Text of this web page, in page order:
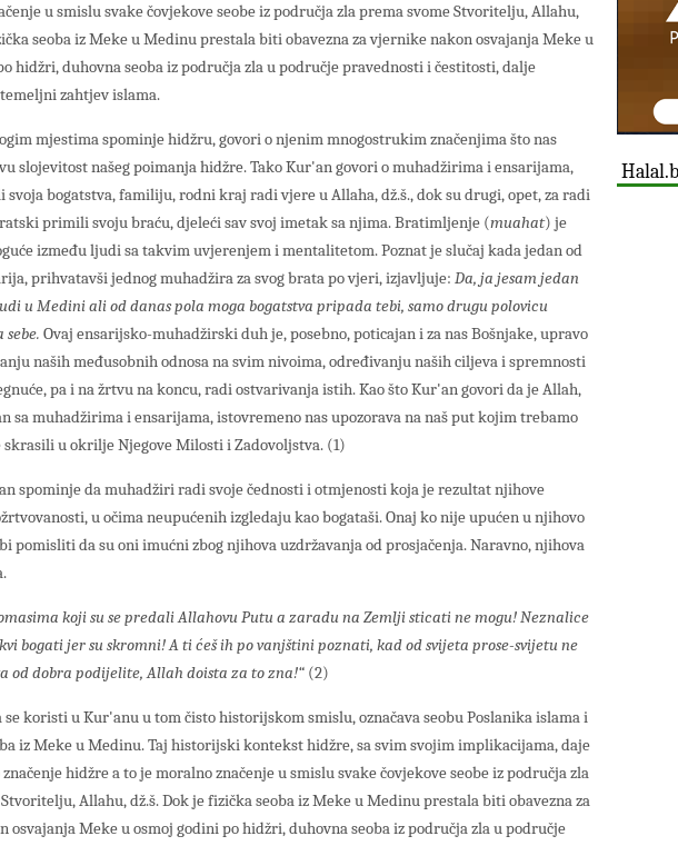
u smislu svake čovjekove seobe iz područja zla prema svome Stvoritelju, Allahu,
seoba iz Meke u Medinu prestala biti obavezna za vjernike nakon osvajanja Meke u
hidžri, duhovna seoba iz područja zla u područje pravednosti i čestitosti, dalje
zahtjev islama.
mjestima spominje hidžru, govori o njenim mnogostrukim značenjima što nas
slojevitost našeg poimanja hidžre. Tako Kur'an govori o muhadžirima i ensarijama,
svoja bogatstva, familiju, rodni kraj radi vjere u Allaha, dž.š., dok su drugi, opet, za radi
primili svoju braću, djeleći sav svoj imetak sa njima. Bratimljenje (muahat) je
između ljudi sa takvim uvjerenjem i mentalitetom. Poznat je slučaj kada jedan od
prihvatavši jednog muhadžira za svog brata po vjeri, izjavljuje: Da, ja jesam jedan
u Medini ali od danas pola moga bogatstva pripada tebi, samo drugu polovicu
Ovaj ensarijsko-muhadžirski duh je, posebno, poticajan i za nas Bošnjake, upravo
naših međusobnih odnosa na svim nivoima, određivanju naših ciljeva i spremnosti
pa i na žrtvu na koncu, radi ostvarivanja istih. Kao što Kur'an govori da je Allah,
sa muhadžirima i ensarijama, istovremeno nas upozorava na naš put kojim trebamo
skrasili u okrilje Njegove Milosti i Zadovoljstva. (1)
spominje da muhadžiri radi svoje čednosti i otmjenosti koja je rezultat njihove
u očima neupućenih izgledaju kao bogataši. Onaj ko nije upućen u njihovo
pomisliti da su oni imućni zbog njihova uzdržavanja od prosjačenja. Naravno, njihova
koji su se predali Allahovu Putu a zaradu na Zemlji sticati ne mogu! Neznalice
bogati jer su skromni! A ti ćeš ih po vanjštini poznati, kad od svijeta prose-svijetu ne
od dobra podijelite, Allah doista za to zna!“ (2)
koristi u Kur'anu u tom čisto historijskom smislu, označava seobu Poslanika islama i
iz Meke u Medinu. Taj historijski kontekst hidžre, sa svim svojim implikacijama, daje
hidžre a to je moralno značenje u smislu svake čovjekove seobe iz područja zla
Allahu, dž.š. Dok je fizička seoba iz Meke u Medinu prestala biti obavezna za
osvajanja Meke u osmoj godini po hidžri, duhovna seoba iz područja zla u područje